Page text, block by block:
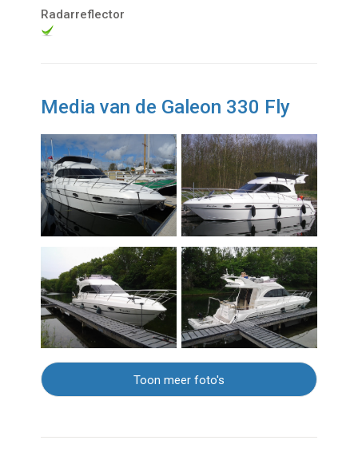
Radarreflector
Media van de Galeon 330 Fly
Toon meer foto's